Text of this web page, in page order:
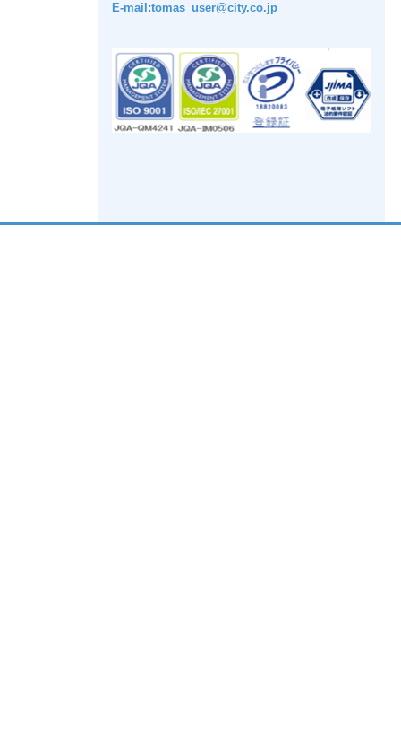
E-mail:tomas_user@city.co.jp